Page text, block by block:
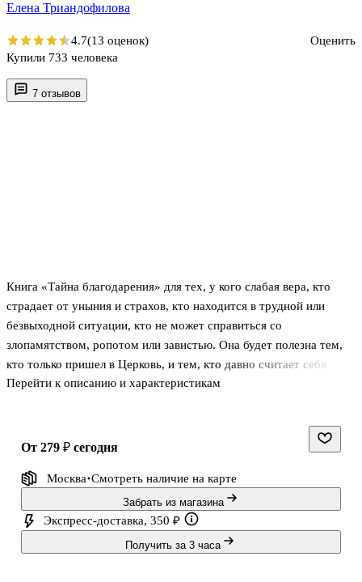
7 отзывов
Книга «Тайна благодарения» для тех, у кого слабая вера, кто
страдает от уныния и страхов, кто находится в трудной или
безвыходной ситуации, кто не может справиться со
злопамятством, ропотом или завистью. Она будет полезна тем,
кто только пришел в Церковь, и тем, кто давно считает себя
воцерковленным человеком, но чья молитва стала формальной, а
книге, помогут читателю учиться благодарению в своей жизни и
Промысла и доверия Богу во всем.
Перейти к описанию и характеристикам
Елена Триандофилова
4.7(13 оценок)
Оценить
Купили 733 человека
от 279 ₽ сегодня
Москва Смотреть наличие на карте
Забрать из магазина
Экспресс-доставка, 350 ₽
Получить за 3 часа